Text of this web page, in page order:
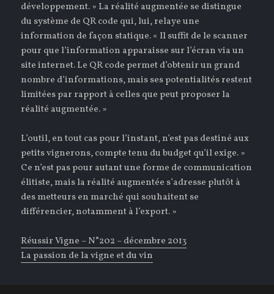
développement. » La réalité augmentée se distingue
du système de QR code qui, lui, relaye une
information de façon statique. « Il suffit de le scanner
pour que l’information apparaisse sur l’écran via un
site internet. Le QR code permet d’obtenir un grand
nombre d’informations, mais ses potentialités restent
limitées par rapport à celles que peut proposer la
réalité augmentée. »
L’outil, en tout cas pour l’instant, n’est pas destiné aux
petits vignerons, compte tenu du budget qu’il exige. »
Ce n’est pas pour autant une forme de communication
élitiste, mais la réalité augmentée s’adresse plutôt à
des metteurs en marché qui souhaitent se
différencier, notamment à l’export. »
Réussir Vigne – N°202 – décembre 2013
La passion de la vigne et du vin